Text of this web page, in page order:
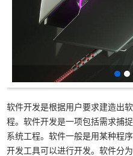
软件开发是根据用户要求建造出
程。软件开发是一项包括需求捕
系统工程。软件一般是用某种程
开发工具可以进行开发。软件分